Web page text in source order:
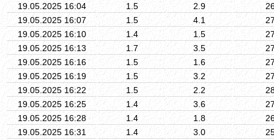
19.05.2025 16:04
1.5 2.9
19.05.2025 16:07
1.5 4.1
19.05.2025 16:10
1.4 1.5
19.05.2025 16:13
1.7 3.5
19.05.2025 16:16
1.5 1.6
19.05.2025 16:19
1.5 3.2
19.05.2025 16:22
1.5 2.2
19.05.2025 16:25
1.4 3.6
19.05.2025 16:28
1.4 1.8
19.05.2025 16:31
1.4 3.0